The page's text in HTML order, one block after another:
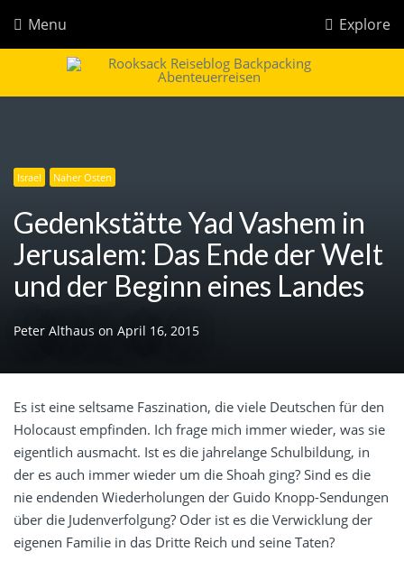
Explore
Menu
Rooksack
Israel Naher Osten
Gedenkstätte Yad Vashem in
Jerusalem: Das Ende der Welt
und der Beginn eines Landes
Peter Althaus on April 16, 2015
Es ist eine seltsame Faszination, die viele Deutschen für den
Holocaust empfinden. Ich frage mich immer wieder, was sie
eigentlich ausmacht. Ist es die jahrelange Schulbildung, in
der es auch immer wieder um die Shoah ging? Sind es die
nie endenden Wiederholungen der Guido Knopp-Sendungen
über die Judenverfolgung? Oder ist es die Verwicklung der
eigenen Familie in das Dritte Reich und seine Taten?